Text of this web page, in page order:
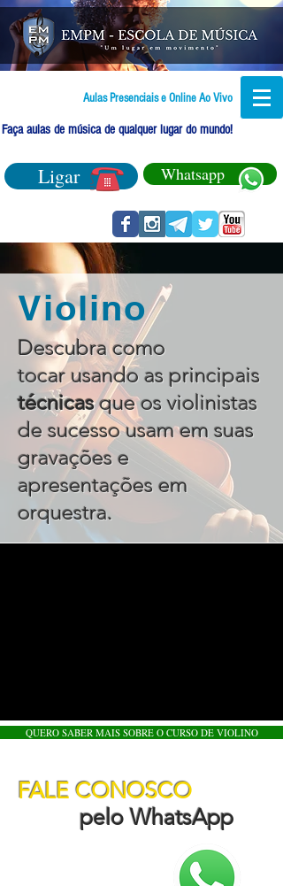
Aulas Presenciais e Online Ao Vivo
Faça aulas de música de qualquer lugar do mundo!
Ligar Whatsapp
Violino
Descubra como
tocar usando as principais
técnicasque os violinistas
de sucesso usam em suas
gravações e
apresentações em
orquestra.
QUERO SABER MAIS SOBRE O CURSO DE VIOLINO
FALE CONOSCO
pelo WhatsApp